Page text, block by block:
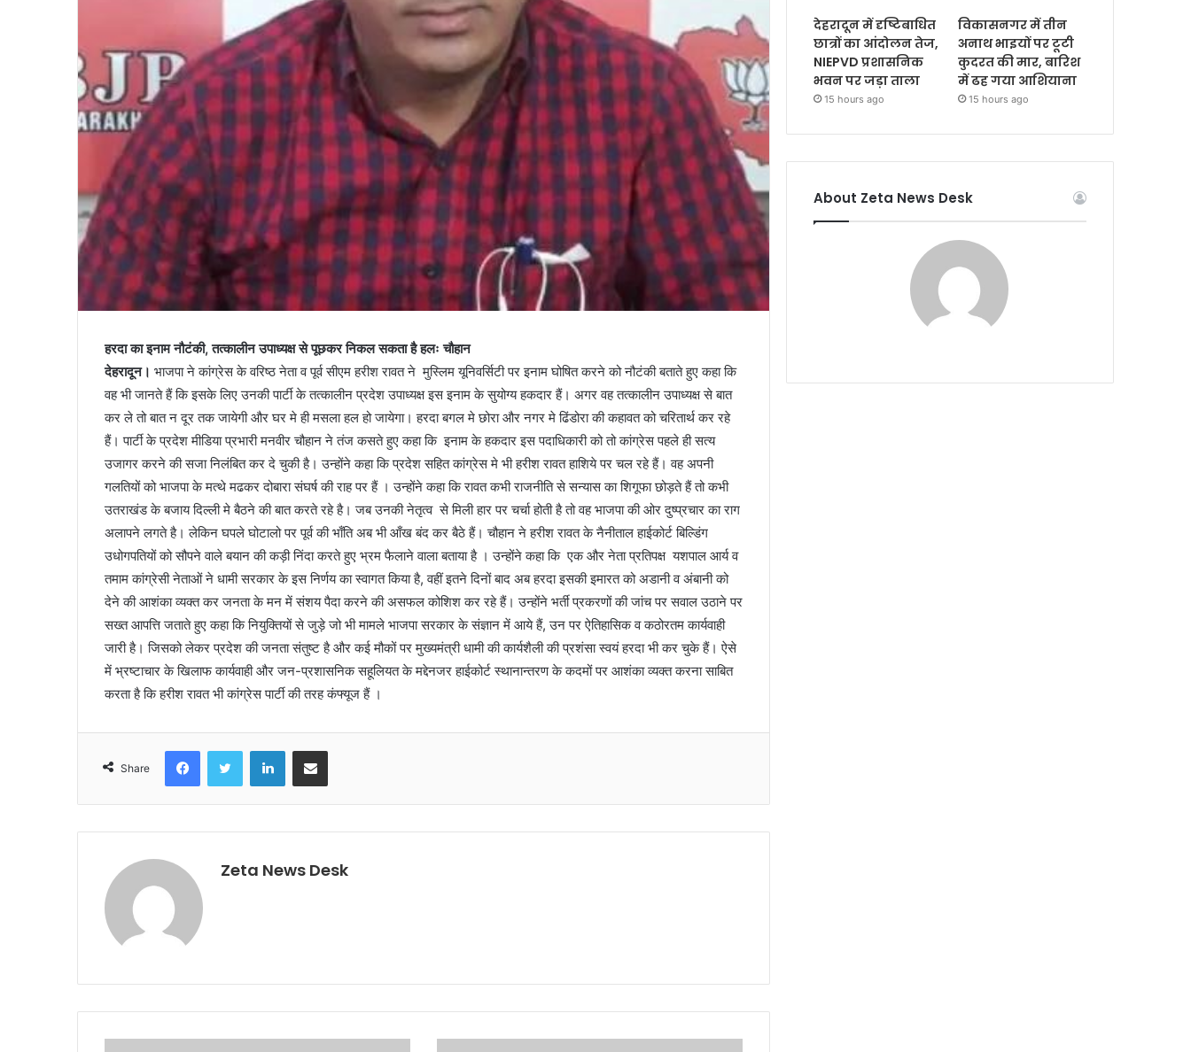
हरदा का इनाम नौटंकी, तत्कालीन उपाध्यक्ष से पूछकर निकल सकता है हलः चौहान
देहरादून। भाजपा ने कांग्रेस के वरिष्ठ नेता व पूर्व सीएम हरीश रावत ने मुस्लिम यूनिवर्सिटी पर इनाम घोषित करने को नौटंकी बताते हुए कहा कि
वह भी जानते हैं कि इसके लिए उनकी पार्टी के तत्कालीन प्रदेश उपाध्यक्ष इस इनाम के सुयोग्य हकदार हैं। अगर वह तत्कालीन उपाध्यक्ष से बात
कर ले तो बात न दूर तक जायेगी और घर मे ही मसला हल हो जायेगा। हरदा बगल मे छोरा और नगर मे ढिंडोरा की कहावत को चरितार्थ कर रहे
हैं। पार्टी के प्रदेश मीडिया प्रभारी मनवीर चौहान ने तंज कसते हुए कहा कि इनाम के हकदार इस पदाधिकारी को तो कांग्रेस पहले ही सत्य
उजागर करने की सजा निलंबित कर दे चुकी है। उन्होंने कहा कि प्रदेश सहित कांग्रेस मे भी हरीश रावत हाशिये पर चल रहे हैं। वह अपनी
गलतियों को भाजपा के मत्थे मढकर दोबारा संघर्ष की राह पर हैं । उन्होंने कहा कि रावत कभी राजनीति से सन्यास का शिगूफा छोड़ते हैं तो कभी
उतराखंड के बजाय दिल्ली मे बैठने की बात करते रहे है। जब उनकी नेतृत्व से मिली हार पर चर्चा होती है तो वह भाजपा की ओर दुष्प्रचार का राग
अलापने लगते है। लेकिन घपले घोटालो पर पूर्व की भाँति अब भी आँख बंद कर बैठे हैं। चौहान ने हरीश रावत के नैनीताल हाईकोर्ट बिल्डिंग
उधोगपतियों को सौपने वाले बयान की कड़ी निंदा करते हुए भ्रम फैलाने वाला बताया है । उन्होंने कहा कि एक और नेता प्रतिपक्ष यशपाल आर्य व
तमाम कांग्रेसी नेताओं ने धामी सरकार के इस निर्णय का स्वागत किया है, वहीं इतने दिनों बाद अब हरदा इसकी इमारत को अडानी व अंबानी को
देने की आशंका व्यक्त कर जनता के मन में संशय पैदा करने की असफल कोशिश कर रहे हैं। उन्होंने भर्ती प्रकरणों की जांच पर सवाल उठाने पर
सख्त आपत्ति जताते हुए कहा कि नियुक्तियों से जुड़े जो भी मामले भाजपा सरकार के संज्ञान में आये हैं, उन पर ऐतिहासिक व कठोरतम कार्यवाही
जारी है। जिसको लेकर प्रदेश की जनता संतुष्ट है और कई मौकों पर मुख्यमंत्री धामी की कार्यशैली की प्रशंसा स्वयं हरदा भी कर चुके हैं। ऐसे
में भ्रष्टाचार के खिलाफ कार्यवाही और जन-प्रशासनिक सहूलियत के मद्देनजर हाईकोर्ट स्थानान्तरण के कदमों पर आशंका व्यक्त करना साबित
करता है कि हरीश रावत भी कांग्रेस पार्टी की तरह कंफ्यूज हैं ।
Share
Zeta News Desk
देहरादून में दृष्टिबाधित
छात्रों का आंदोलन तेज,
NIEPVD प्रशासनिक
भवन पर जड़ा ताला
15 hours ago
विकासनगर में तीन
अनाथ भाइयों पर टूटी
कुदरत की मार, बारिश
में ढह गया आशियाना
15 hours ago
About Zeta News Desk